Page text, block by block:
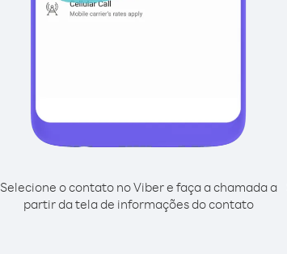
Selecione o contato no Viber e faça a chamada a
partir da tela de informações do contato